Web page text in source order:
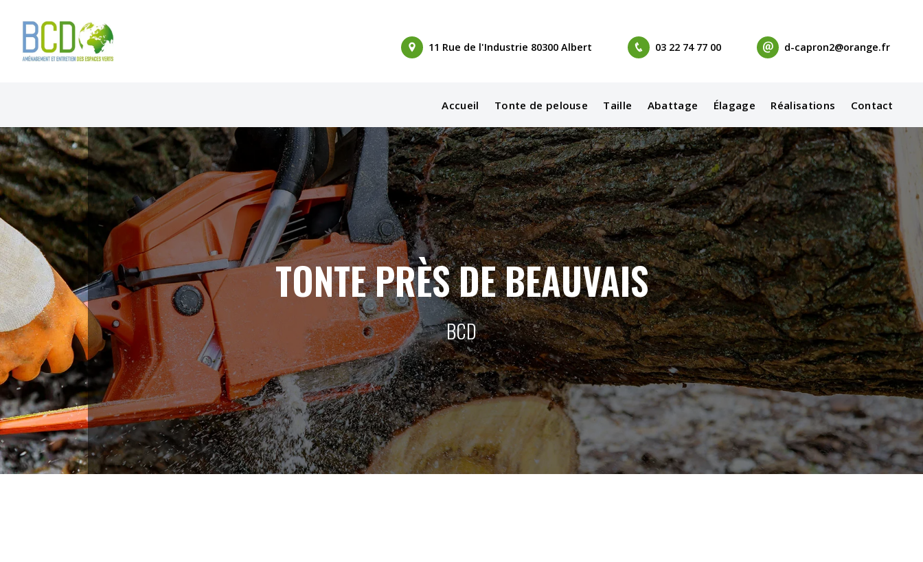
11 Rue de l'Industrie 80300 Albert 03 22 74 77 00 d-capron2@orange.fr
Accueil Tonte de pelouse Taille Abattage Élagage Réalisations Contact
TONTE PRÈS DE BEAUVAIS
BCD